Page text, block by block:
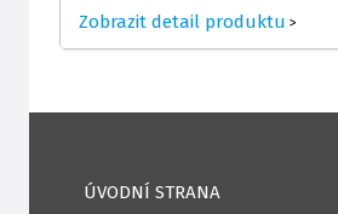
Zobrazit detail produktu >
ÚVODNÍ STRANA